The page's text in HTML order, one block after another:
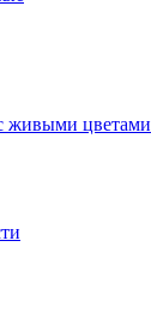
живыми цветами